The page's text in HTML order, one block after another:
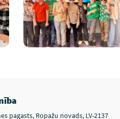
pagasts, Ropažu novads, LV-2137